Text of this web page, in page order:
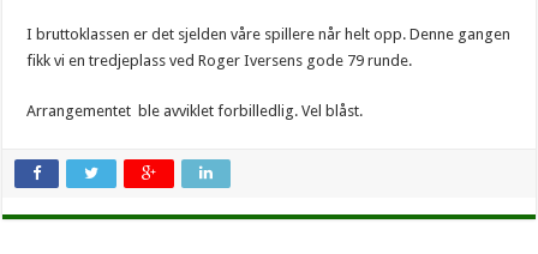
I bruttoklassen er det sjelden våre spillere når helt opp. Denne gangen
fikk vi en tredjeplass ved Roger Iversens gode 79 runde.
Arrangementet ble avviklet forbilledlig. Vel blåst.